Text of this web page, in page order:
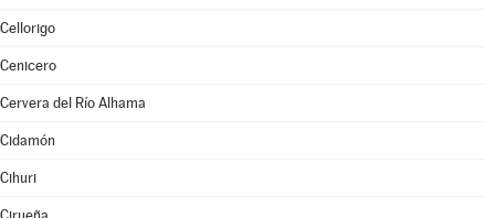
Cellorigo
Cenicero
Cervera del Río Alhama
Cidamón
Cihuri